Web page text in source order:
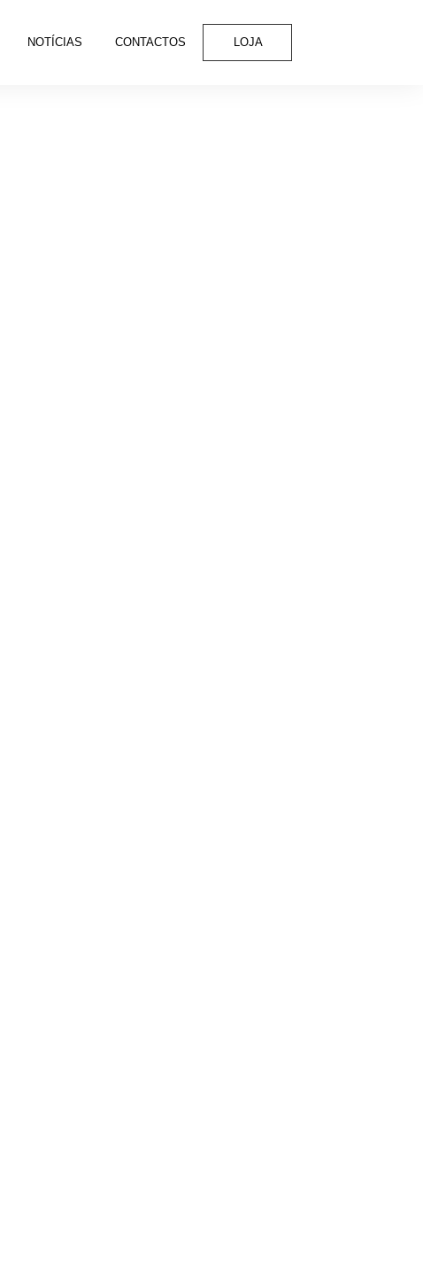
NOTÍCIAS CONTACTOS LOJA